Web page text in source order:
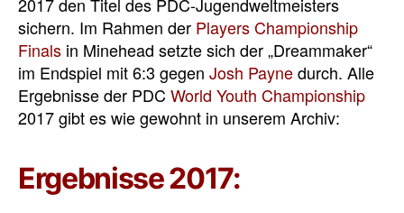
sichern. Im Rahmen der Players Championship
Finals in Minehead setzte sich der „Dreammaker“
im Endspiel mit 6:3 gegen Josh Paynedurch. Alle
Ergebnisse der PDC World Youth Championship
2017 gibt es wie gewohnt in unserem Archiv:
Ergebnisse 2017: